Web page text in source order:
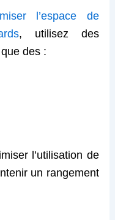
l’espace de
, utilisez des
des :
l’utilisation de
un rangement